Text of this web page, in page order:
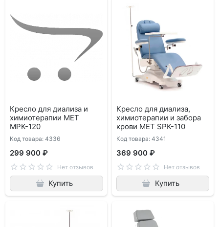
Кресло для диализа и
химиотерапии МЕТ
МРК-120
Код товара: 4336
299 900 ₽
Нет отзывов
Купить
Кресло для диализа,
химиотерапии и забора
крови MET SPK-110
Код товара: 4341
369 900 ₽
Нет отзывов
Купить